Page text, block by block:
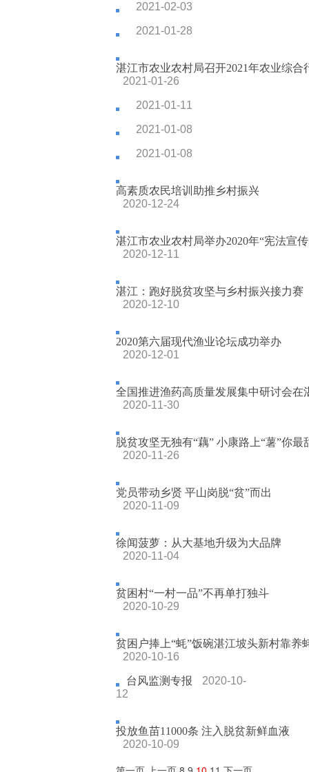
2021-02-03
2021-01-28
湛江市农业农村局召开2021年农业综合
2021-01-26
2021-01-11
2021-01-08
2021-01-08
高素质农民培训助推乡村振兴
2020-12-24
湛江市农业农村局举办2020年“宪法宣
2020-12-11
湛江：跑好脱贫攻坚与乡村振兴接力赛
2020-12-10
2020第六届现代渔业论坛成功举办
2020-12-01
全国推进渔药高质量发展集中研讨会在
2020-11-30
脱贫攻坚无独有“藕” 小康路上“薯”你最
2020-11-26
党员带动乡贤 平山岗脱“贫”而出
2020-11-09
徐闻菠萝：从大基地升级为大品牌
2020-11-04
贫困村“一村一品”不再单打独斗
2020-10-29
贫困户捧上“蚝”饭碗湛江坡头新村靠养
2020-10-16
台风监测专报
2020-10-
12
投放鱼苗11000条 注入脱贫新鲜血液
2020-10-09